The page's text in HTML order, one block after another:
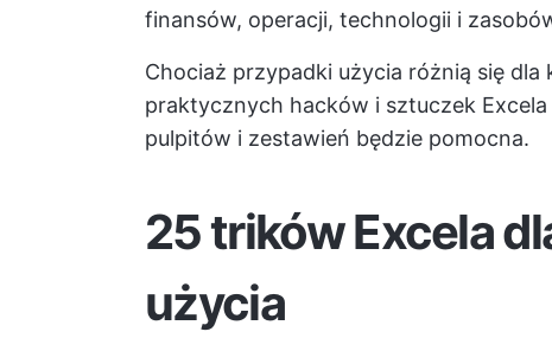
finansów, operacji, technologii i
Chociaż przypadki użycia różnią się dla
praktycznych hacków i sztuczek
pulpitów i zestawień będzie pomocna.
25 trików Excela
użycia